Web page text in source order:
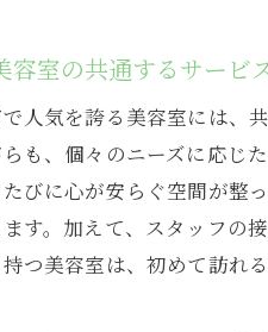
容室の共通するサービ
人気を誇る美容室には、
も、個々のニーズに応じ
びに心が安らぐ空間が整
す。加えて、スタッフの
つ美容室は、初めて訪れ